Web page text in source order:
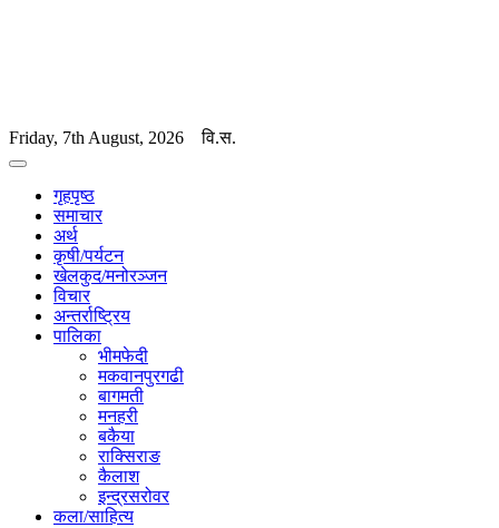
Friday, 7th August, 2026 वि.स.
गृहपृष्ठ
समाचार
अर्थ
कृषी/पर्यटन
खेलकुद/मनोरञ्जन
विचार
अन्तर्राष्ट्रिय
पालिका
भीमफेदी
मकवानपुरगढी
बागमती
मनहरी
बकैया
राक्सिराङ
कैलाश
इन्द्रसरोवर
कला/साहित्य